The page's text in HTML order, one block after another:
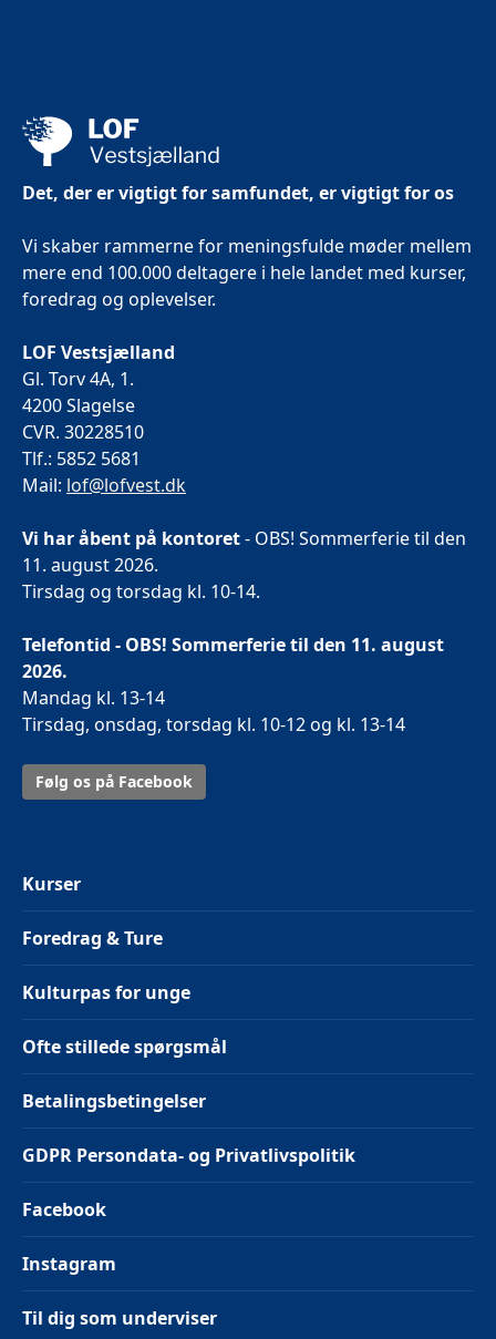
Det, der er vigtigt for samfundet, er vigtigt for os
Vi skaber rammerne for meningsfulde møder mellem
mere end 100.000 deltagere i hele landet med kurser,
foredrag og oplevelser.
LOF Vestsjælland
Gl. Torv 4A, 1.
4200 Slagelse
CVR. 30228510
Tlf.: 5852 5681
Mail: lof@lofvest.dk
Vi har åbent på kontoret- OBS! Sommerferie til den
11. august 2026.
Tirsdag og torsdag kl. 10-14.
Telefontid - OBS! Sommerferie til den 11. august
2026.
Mandag kl. 13-14
Tirsdag, onsdag, torsdag kl. 10-12 og kl. 13-14
Følg os på Facebook
Kurser
Foredrag & Ture
Kulturpas for unge
Ofte stillede spørgsmål
Betalingsbetingelser
GDPR Persondata- og Privatlivspolitik
Facebook
Instagram
Til dig som underviser